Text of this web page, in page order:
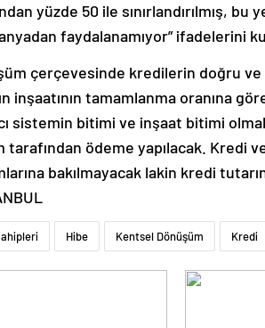
yüzde 50 ile sınırlandırılmış,
faydalanamıyor” ifadelerini
çerçevesinde kredilerin doğru
inşaatının tamamlanma oranına
sistemin bitimi ve inşaat bitimi
tarafından ödeme yapılacak. Kredi
bakılmayacak lakin kredi
Hibe Kentsel Dönüşüm Kredi